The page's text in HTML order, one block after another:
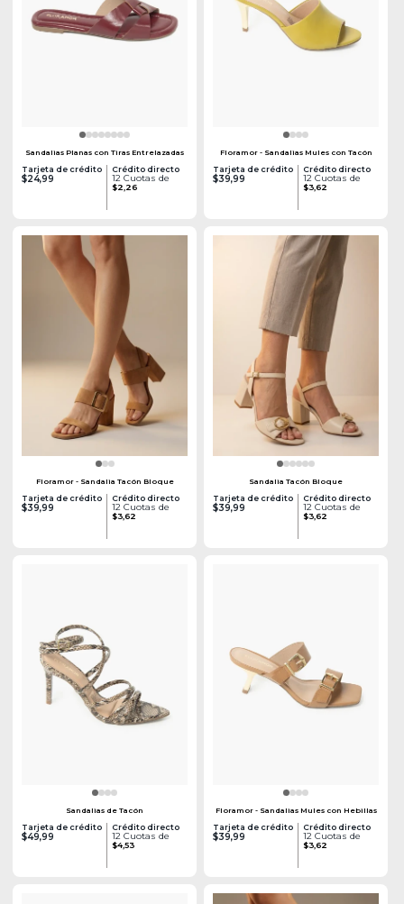
Sandalias Planas con Tiras Entrelazadas
Tarjeta de crédito
$24,99
Crédito directo
12 Cuotas de
$2,26
Floramor - Sandalias Mules con Tacón
Tarjeta de crédito
$39,99
Crédito directo
12 Cuotas de
$3,62
Floramor - Sandalia Tacón Bloque
Tarjeta de crédito
$39,99
Crédito directo
12 Cuotas de
$3,62
Sandalia Tacón Bloque
Tarjeta de crédito
$39,99
Crédito directo
12 Cuotas de
$3,62
Sandalias de Tacón
Tarjeta de crédito
$49,99
Crédito directo
12 Cuotas de
$4,53
Floramor - Sandalias Mules con Hebillas
Tarjeta de crédito
$39,99
Crédito directo
12 Cuotas de
$3,62